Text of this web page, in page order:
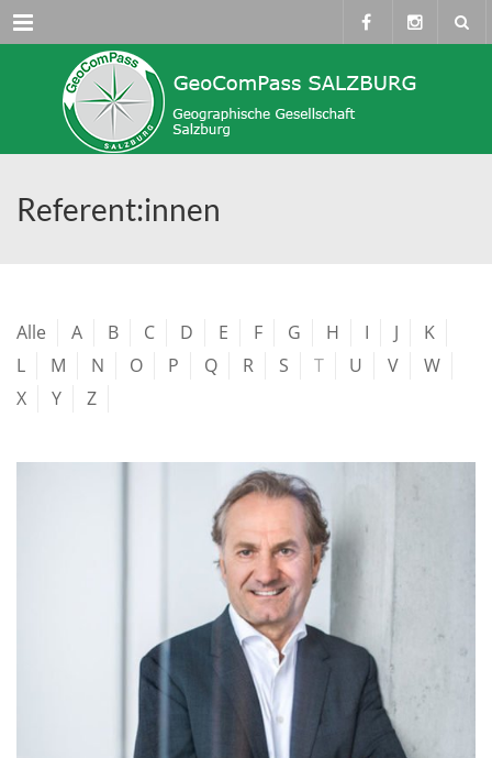
Menü
Referent:innen
Alle A B C D E F G H I J
K
L
M N O P Q R S T U V
W
X
Y Z